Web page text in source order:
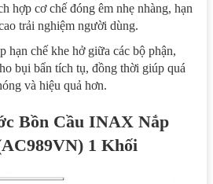
hợp cơ chế đóng êm nhẹ nhàng, hạn
trải nghiệm người dùng.
hạn chế khe hở giữa các bộ phận,
bụi bẩn tích tụ, đồng thời giúp quá
và hiệu quả hơn.
Bồn Cầu INAX Nắp
1 Khối